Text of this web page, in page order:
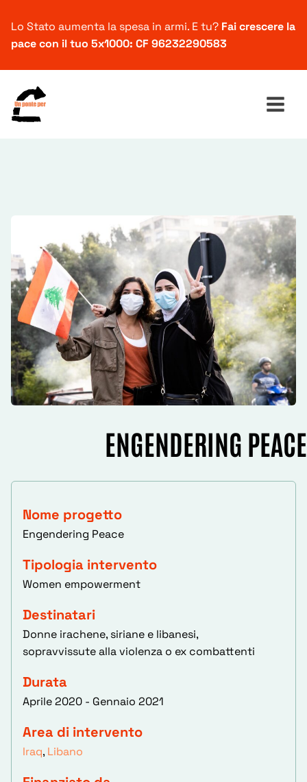
Lo Stato aumenta la spesa in armi. E tu? Fai crescere la
pace con il tuo 5x1000: CF 96232290583
ENGENDERING PEACE
Nome progetto
Engendering Peace
Tipologia intervento
Women empowerment
Destinatari
Donne irachene, siriane e libanesi,
sopravvissute alla violenza o ex combattenti
Durata
Aprile 2020 - Gennaio 2021
Area di intervento
Iraq, Libano